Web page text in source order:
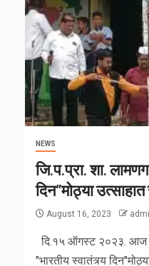
NEWS
जि.प.प्रा. शा.
दिन”मोठ्या
August 16, 2023
दि.१५ ऑगस्ट २०२३. आज
"भारतीय स्वातंत्र्य